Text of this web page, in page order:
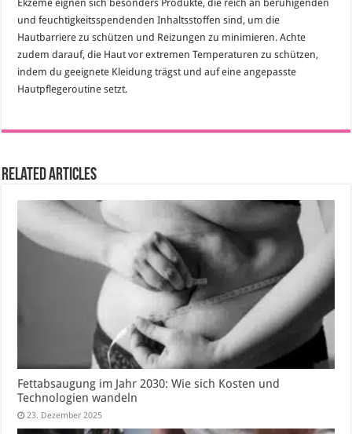
Ekzeme eignen sich besonders Produkte, die reich an beruhigenden
und feuchtigkeitsspendenden Inhaltsstoffen sind, um die
Hautbarriere zu schützen und Reizungen zu minimieren. Achte
zudem darauf, die Haut vor extremen Temperaturen zu schützen,
indem du geeignete Kleidung trägst und auf eine angepasste
Hautpflegeroutine setzt.
Related Articles
Fettabsaugung im Jahr 2030: Wie sich Kosten und
Technologien wandeln
23. Dezember 2025